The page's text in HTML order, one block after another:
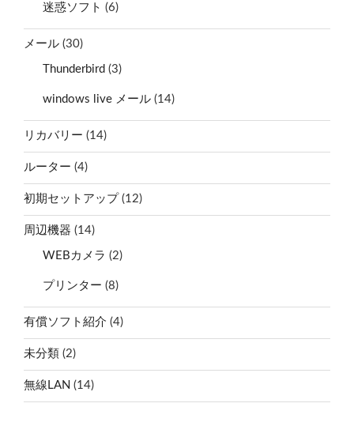
迷惑ソフト (6)
メール (30)
Thunderbird (3)
windows live メール (14)
リカバリー (14)
ルーター (4)
初期セットアップ (12)
周辺機器 (14)
WEBカメラ (2)
プリンター (8)
有償ソフト紹介 (4)
未分類 (2)
無線LAN (14)